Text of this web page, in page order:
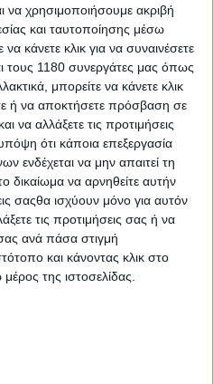
να χρησιμοποιήσουμε ακριβή
και ταυτοποίησης μέσω
κάνετε κλικ για να συναινέσετε
τους 1180 συνεργάτες μας όπως
μπορείτε να κάνετε κλικ
ή να αποκτήσετε πρόσβαση σε
να αλλάξετε τις προτιμήσεις
ότι κάποια επεξεργασία
ενδέχεται να μην απαιτεί τη
δικαίωμα να αρνηθείτε αυτήν
σαςθα ισχύουν μόνο για αυτόν
τις προτιμήσεις σας ή να
ανά πάσα στιγμή
και κάνοντας κλικ στο
της ιστοσελίδας.
18 ιντσών από 16που
τροχούς με εφτά διπλά
υπάρχουν
BMW αποκαλεί Contrast
Η επιλογή τροχών 19-16
για όσους την
και σε κλασικό στιλ το
χωρίς τις προσθήκες στο
το είχαμε συνηθίσει.